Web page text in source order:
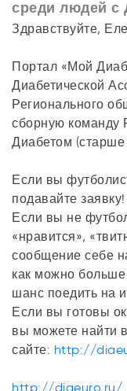
среди людей с
Здравствуйте,
Портал «Мой
Диабетической
Регионального
сборную команду
Диабетом (старше
Если вы
подавайте заявку!
Если вы не
«нравится»,
сообщение себе
как можно
шанс поедить на
Если вы готовы
вы можете найти
сайте: http://
http://diaeuro.ru/